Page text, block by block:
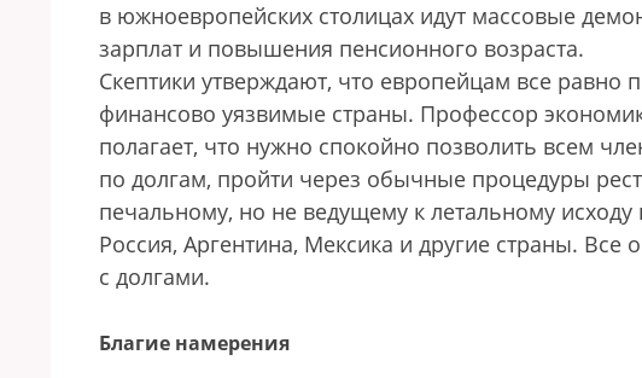
в южноевропейских столицах идут массовые
зарплат и повышения пенсионного возраста.
Скептики утверждают, что европейцам все равно
финансово уязвимые страны. Профессор
полагает, что нужно спокойно позволить всем
по долгам, пройти через обычные процедуры
печальному, но не ведущему к летальному
Россия, Аргентина, Мексика и другие страны.
с долгами.
Благие намерения